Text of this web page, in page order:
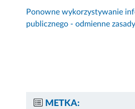
Ponowne wykorzystywanie
publicznego - odmienne zasady
METKA: